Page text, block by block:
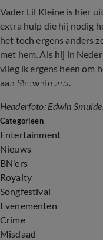
Vader Lil Kleine is hier
extra hulp die hij nodig
het toch ergens anders
met hem. Als hij in
vlieg ik ergens heen om
aan Shownieuws.
1:17
Gaat Jamie Vaes
Headerfoto: Edwin
Categorieën
Entertainment
Nieuws
BN'ers
Royalty
Songfestival
Evenementen
Crime
Misdaad